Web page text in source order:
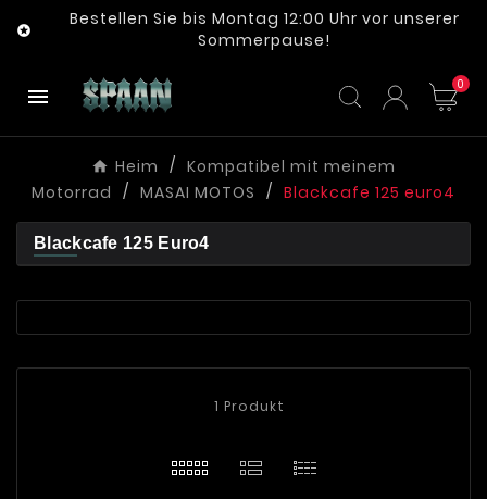

Bestellen Sie bis Montag 12:00 Uhr vor unserer
Sommerpause!
 0
Heim
Kompatibel mit meinem
Motorrad
MASAI MOTOS Blackcafe 125 euro4
Blackcafe 125 Euro4
1 Produkt